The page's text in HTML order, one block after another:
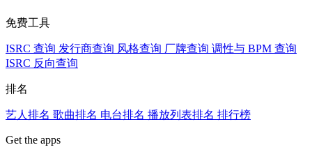
免费工具
ISRC 查询 发行商查询 风格查询 厂牌查询 调性与 BPM 查询
ISRC 反向查询
排名
艺人排名 歌曲排名 电台排名 播放列表排名 排行榜
Get the apps